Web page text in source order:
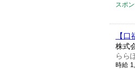
スポ
【
株式
らら
時給